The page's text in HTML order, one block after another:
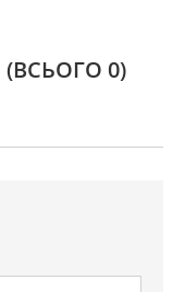
(ВСЬОГО 0)